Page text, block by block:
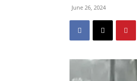
June 26, 2024